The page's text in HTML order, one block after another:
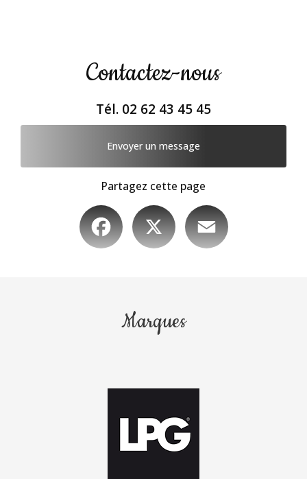
Contactez-nous
Tél. 02 62 43 45 45
Envoyer un message
Partagez cette page
Facebook
Marques